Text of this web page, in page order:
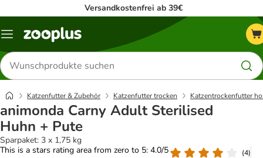
Versandkostenfrei ab 39€
Menü
Produkte
suchen
Katzenfutter & Zubehör Katzenfutter trocken Katzentrockenfutter
animonda Carny Adult Sterilised
Huhn + Pute
Sparpaket: 3 x 1,75 kg
This is a stars rating area from zero to 5: 4.0/5
(4)